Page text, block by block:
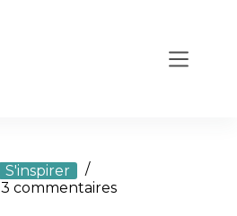
S'inspirer
3 commentaires